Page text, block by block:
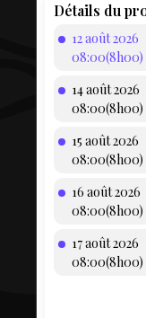
Détails du
12 août 2026
08:00(8h00)
14 août 2026
08:00(8h00)
15 août 2026
08:00(8h00)
16 août 2026
08:00(8h00)
17 août 2026
08:00(8h00)